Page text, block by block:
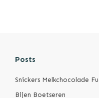
Posts
Snickers Melkchocolade
Bijen Boetseren